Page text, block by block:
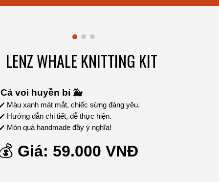
LENZ WHALE KNITTING KIT
Cá voi huyền bí 🐳
Màu xanh mát mắt, chiếc sừng đáng yêu.
Hướng dẫn chi tiết, dễ thực hiện.
Món quà handmade đầy ý nghĩa!
Giá: 59.000 VNĐ